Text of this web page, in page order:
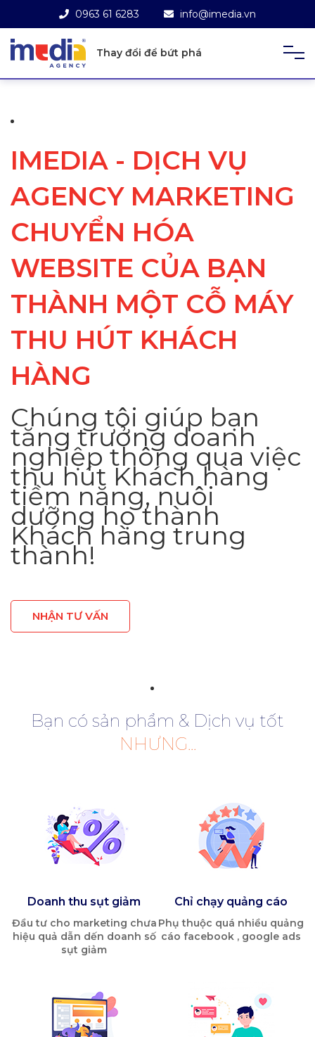
0963 61 6283 info@imedia.vn
Thay đổi để bứt phá
IMEDIA - DỊCH VỤ
AGENCY MARKETING
CHUYỂN HÓA
WEBSITE CỦA BẠN
THÀNH MỘT CỖ MÁY
THU HÚT KHÁCH
HÀNG
Chúng tôi giúp bạn
tăng trưởng doanh
nghiệp thông qua việc
thu hút Khách hàng
tiềm năng, nuôi
dưỡng họ thành
Khách hàng trung
thành!
NHẬN TƯ VẤN
Bạn có sản phẩm & Dịch vụ tốt
NHƯNG...
Doanh thu sụt giảm
Đầu tư cho marketing chưa
hiệu quả dẫn dến doanh số
sụt giảm
Chỉ chạy quảng cáo
Phụ thuộc quá nhiều quảng
cáo facebook , google ads